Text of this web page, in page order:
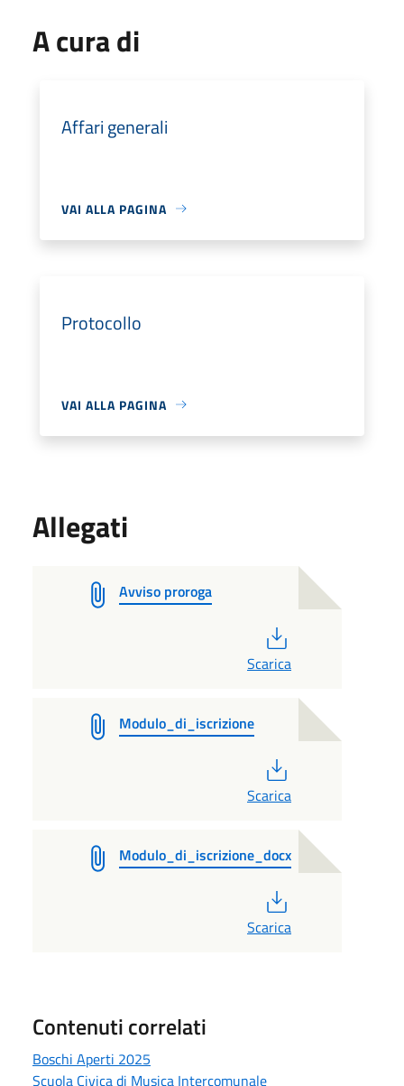
A cura di
Affari generali
VAI ALLA PAGINA
Protocollo
VAI ALLA PAGINA
Allegati
Avviso proroga
Scarica
Modulo_di_iscrizione
Scarica
Modulo_di_iscrizione_docx
Scarica
Contenuti correlati
Boschi Aperti 2025
Scuola Civica di Musica Intercomunale